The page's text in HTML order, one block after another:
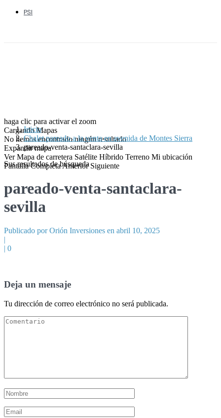
PSI
haga clic para activar el zoom
Cargando Mapas
No hemos encontrado ningún resultado
Expandir mapa
Ver Mapa de carretera Satélite Híbrido Terreno Mi ubicación
Pantalla CompletaAnterior Siguiente
Inicio
Chalet pareado a la venta en avenida de Montes Sierra
pareado-venta-santaclara-sevilla
Sus resultados de búsqueda
pareado-venta-santaclara-
sevilla
Publicado por Orión Inversiones en abril 10, 2025
|
| 0
Deja un mensaje
Tu dirección de correo electrónico no será publicada.